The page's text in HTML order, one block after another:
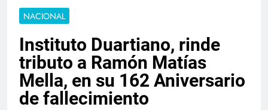
NACIONAL
Instituto Duartiano, rinde
tributo a Ramón Matías
Mella, en su 162 Aniversario
de fallecimiento